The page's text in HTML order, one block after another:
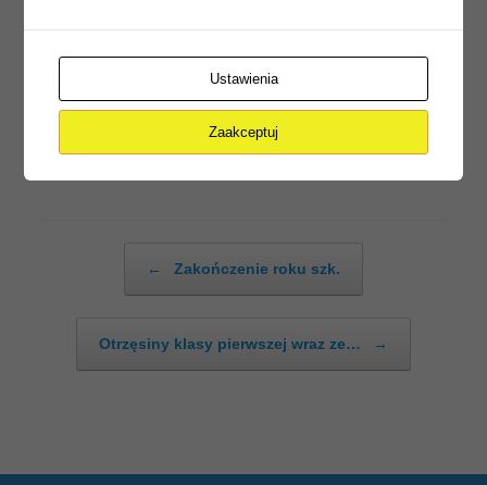
← Zakończenie roku szk.
Otrzęsiny klasy pierwszej wraz ze… →
Ustawienia
Zaakceptuj